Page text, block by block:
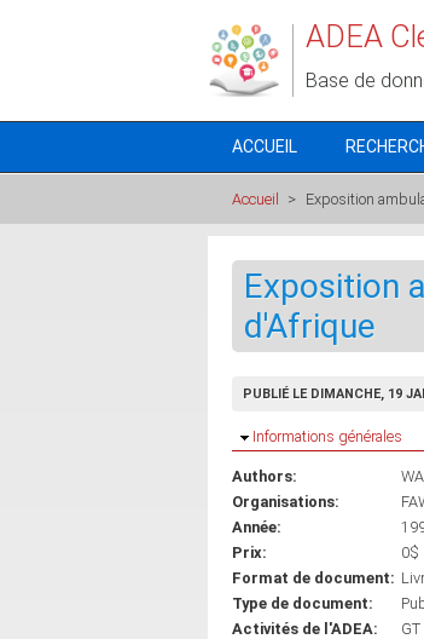
ADEA
Base de
ACCUEIL
Accueil > Exposition
Exposition
d'Afrique
PUBLIÉ LE DIMANCHE, 19
Masquer
Informations générales
Authors:
Organisations:
Année:
Prix:
0$
Format de document:
Type de document:
Activités de l'ADEA: